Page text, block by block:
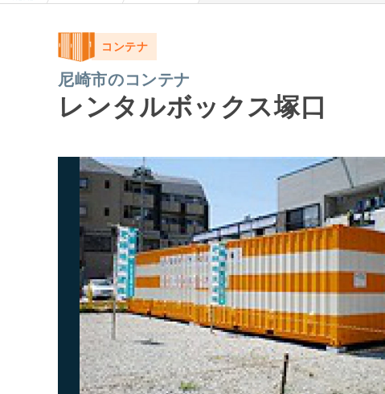
コンテナ
尼崎市のコンテナ
レンタルボックス塚口